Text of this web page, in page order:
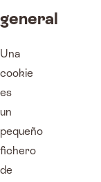
general
Una
cookie
es
un
pequeño
fichero
de